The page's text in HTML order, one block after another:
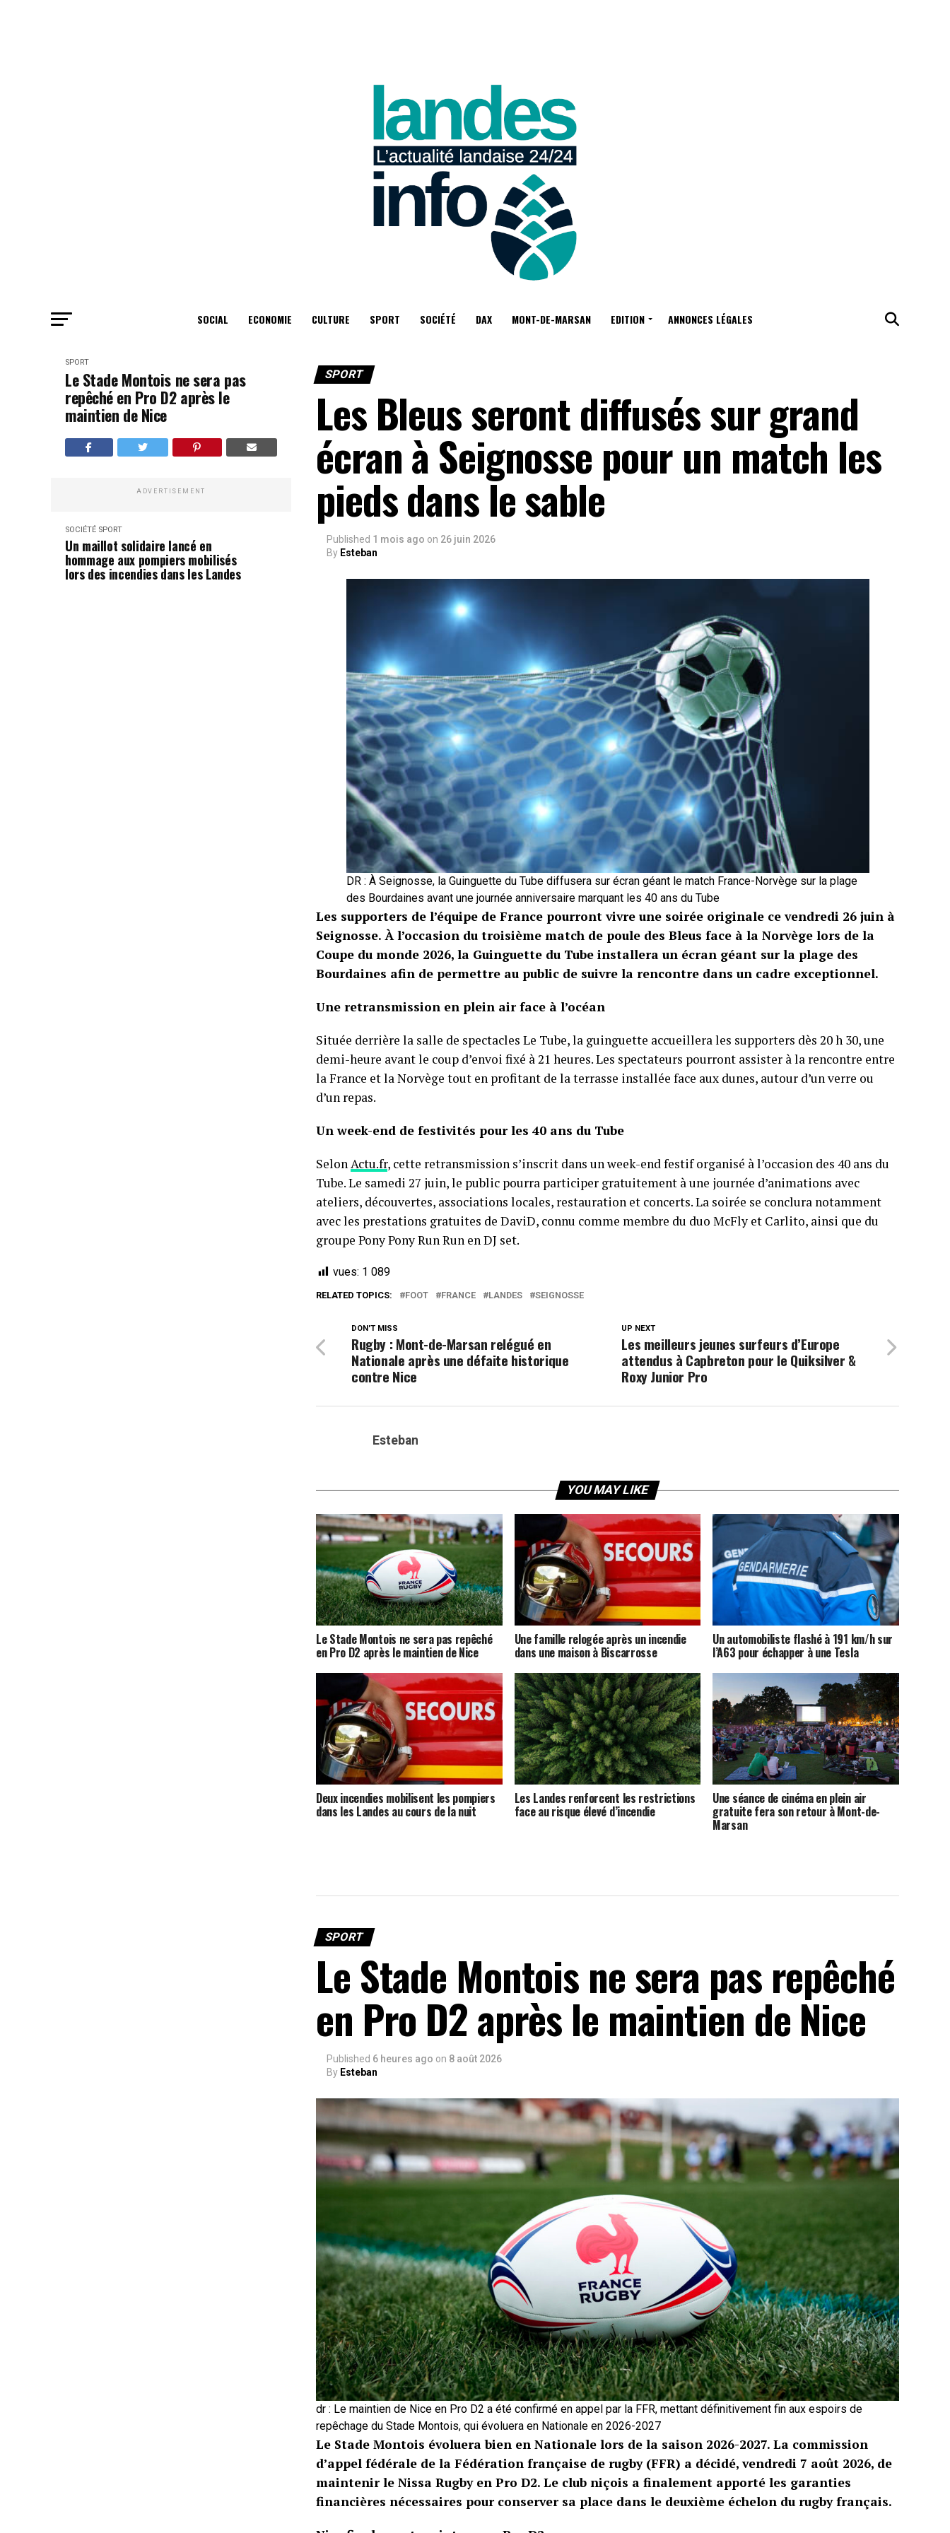
SOCIAL ECONOMIE CULTURE SPORT SOCIÉTÉ DAX MONT-DE-MARSAN EDITION ANNONCES LÉGALES
SPORT
Le Stade Montois ne sera pas
repêché en Pro D2 après le
maintien de Nice
ADVERTISEMENT
SOCIÉTÉ SPORT
Un maillot solidaire lancé en
hommage aux pompiers mobilisés
lors des incendies dans les Landes
SPORT
Les Bleus seront diffusés sur grand
écran à Seignosse pour un match les
pieds dans le sable
Published 1 mois ago on 26 juin 2026
By Esteban
DR : À Seignosse, la Guinguette du Tube diffusera sur écran géant le match France-Norvège sur la plage
des Bourdaines avant une journée anniversaire marquant les 40 ans du Tube
Les supporters de l’équipe de France pourront vivre une soirée originale ce vendredi 26 juin à
Seignosse. À l’occasion du troisième match de poule des Bleus face à la Norvège lors de la
Coupe du monde 2026, la Guinguette du Tube installera un écran géant sur la plage des
Bourdaines afin de permettre au public de suivre la rencontre dans un cadre exceptionnel.
Une retransmission en plein air face à l’océan
Située derrière la salle de spectacles Le Tube, la guinguette accueillera les supporters dès 20 h 30, une
demi-heure avant le coup d’envoi fixé à 21 heures. Les spectateurs pourront assister à la rencontre entre
la France et la Norvège tout en profitant de la terrasse installée face aux dunes, autour d’un verre ou
d’un repas.
Un week-end de festivités pour les 40 ans du Tube
SelonActu.fr, cette retransmission s’inscrit dans un week-end festif organisé à l’occasion des 40 ans du
Tube. Le samedi 27 juin, le public pourra participer gratuitement à une journée d’animations avec
ateliers, découvertes, associations locales, restauration et concerts. La soirée se conclura notamment
avec les prestations gratuites de DaviD, connu comme membre du duo McFly et Carlito, ainsi que du
groupe Pony Pony Run Run en DJ set.
vues: 1 089
RELATED TOPICS: FOOT FRANCE LANDES SEIGNOSSE
UP NEXT
Les meilleurs jeunes surfeurs d’Europe
attendus à Capbreton pour le Quiksilver &
Roxy Junior Pro
DON'T MISS
Rugby : Mont-de-Marsan relégué en
Nationale après une défaite historique
contre Nice
Esteban
YOU MAY LIKE
Le Stade Montois ne sera pas repêché
en Pro D2 après le maintien de Nice
Une famille relogée après un incendie
dans une maison à Biscarrosse
Un automobiliste flashé à 191 km/h sur
l’A63 pour échapper à une Tesla
Deux incendies mobilisent les pompiers
dans les Landes au cours de la nuit
Les Landes renforcent les restrictions
face au risque élevé d’incendie
Une séance de cinéma en plein air
gratuite fera son retour à Mont-de-
Marsan
SPORT
Le Stade Montois ne sera pas repêché
en Pro D2 après le maintien de Nice
Published 6 heures ago on 8 août 2026
By Esteban
dr : Le maintien de Nice en Pro D2 a été confirmé en appel par la FFR, mettant définitivement fin aux espoirs de
repêchage du Stade Montois, qui évoluera en Nationale en 2026-2027
Le Stade Montois évoluera bien en Nationale lors de la saison 2026-2027. La commission
d’appel fédérale de la Fédération française de rugby (FFR) a décidé, vendredi 7 août 2026, de
maintenir le Nissa Rugby en Pro D2. Le club niçois a finalement apporté les garanties
financières nécessaires pour conserver sa place dans le deuxième échelon du rugby français.